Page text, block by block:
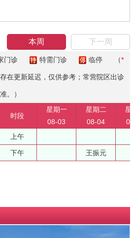
本周 下一周
门诊 特需门诊 临停 （*
在更新延迟，仅供参考；常营院区出诊
。）
时段
星期一
08-03
星期二
08-04
星
上午
下午 王振元